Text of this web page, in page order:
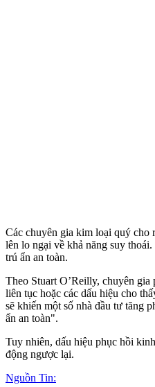
Các chuyên gia kim loại quý cho
lên lo ngại về khả năng suy
trú ẩn an toàn.
Theo Stuart O’Reilly, chuyên
liên tục hoặc các dấu hiệu cho
sẽ khiến một số nhà đầu tư tăng
ẩn an toàn".
Tuy nhiên, dấu hiệu phục hồi
động ngược lại.
Nguồn Tin: